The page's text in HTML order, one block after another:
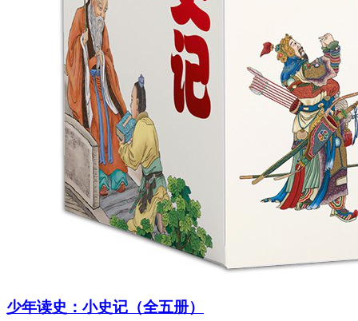
少年读史：小史记（全五册）